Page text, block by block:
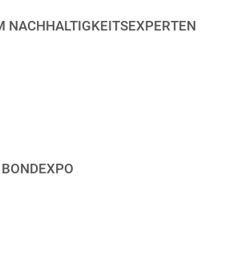
NACHHALTIGKEITSEXPERTEN